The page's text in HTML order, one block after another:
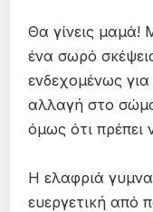
Θα γίνεις μαμά!
ένα σωρό
ενδεχομένως για
αλλαγή στο
όμως ότι
Η ελαφριά
ευεργετική από